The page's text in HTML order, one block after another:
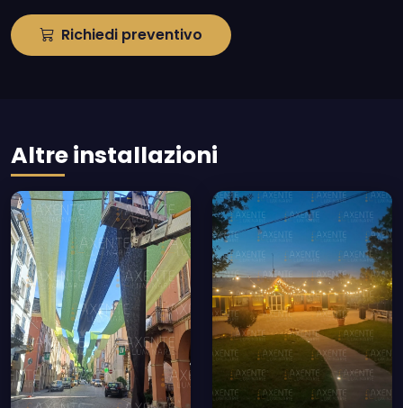
Richiedi preventivo
Altre installazioni